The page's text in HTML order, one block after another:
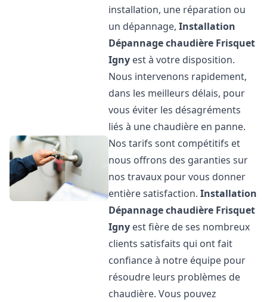
installation, une réparation ou
un dépannage,Installation
Dépannage chaudière Frisquet
Igny est à votre disposition.
Nous intervenons rapidement,
dans les meilleurs délais, pour
vous éviter les désagréments
liés à une chaudière en panne.
Nos tarifs sont compétitifs et
nous offrons des garanties sur
nos travaux pour vous donner
entière satisfaction.Installation
Dépannage chaudière Frisquet
Igny est fière de ses nombreux
clients satisfaits qui ont fait
confiance à notre équipe pour
résoudre leurs problèmes de
chaudière. Vous pouvez